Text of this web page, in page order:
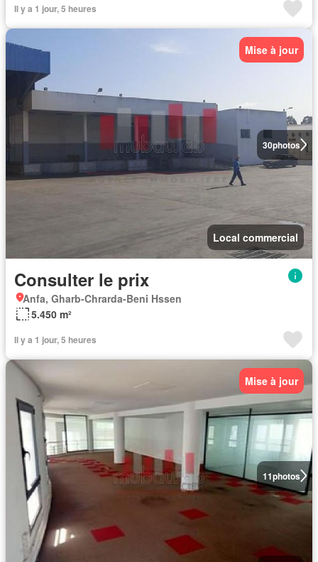
Il y a 1 jour, 5 heures
30photos
Mise à jour
Local commercial
Consulter le prix
Anfa, Gharb-Chrarda-Beni Hssen
5.450 m²
Il y a 1 jour, 5 heures
11photos
Mise à jour